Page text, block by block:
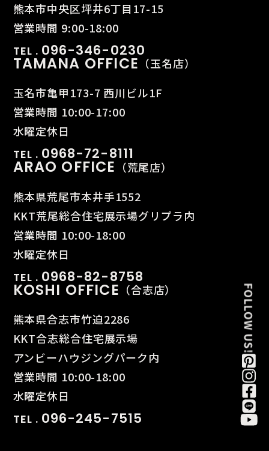
熊本市中央区坪井6丁目17-15
営業時間 9:00-18:00
TEL . 096-346-0230
TAMANA OFFICE （玉名店）
玉名市亀甲173-7 西川ビル1F
営業時間 10:00-17:00
水曜定休日
TEL . 0968-72-8111
ARAO OFFICE （荒尾店）
熊本県荒尾市本井手1552
KKT荒尾総合住宅展示場グリプラ内
営業時間 10:00-18:00
水曜定休日
TEL . 0968-82-8758
KOSHI OFFICE （合志店）
熊本県合志市竹迫2286
KKT合志総合住宅展示場
アンビーハウジングパーク内
営業時間 10:00-18:00
水曜定休日
TEL . 096-245-7515